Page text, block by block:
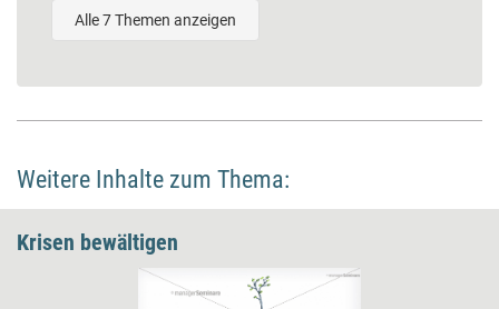
Alle 7 Themen anzeigen
Weitere Inhalte zum Thema:
Krisen bewältigen